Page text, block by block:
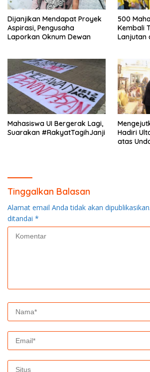
Dijanjikan Mendapat Proyek
Aspirasi, Pengusaha
Laporkan Oknum Dewan
500
Kembali
Lanjutan
Mahasiswa UI Bergerak Lagi,
Suarakan #RakyatTagihJanji
Hadiri
atas
Tinggalkan Balasan
Alamat email Anda tidak akan dipublikasikan.
ditandai *